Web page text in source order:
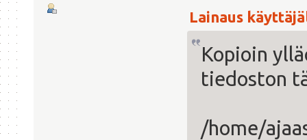
Lainaus
Kopioin
tiedoston
/home/